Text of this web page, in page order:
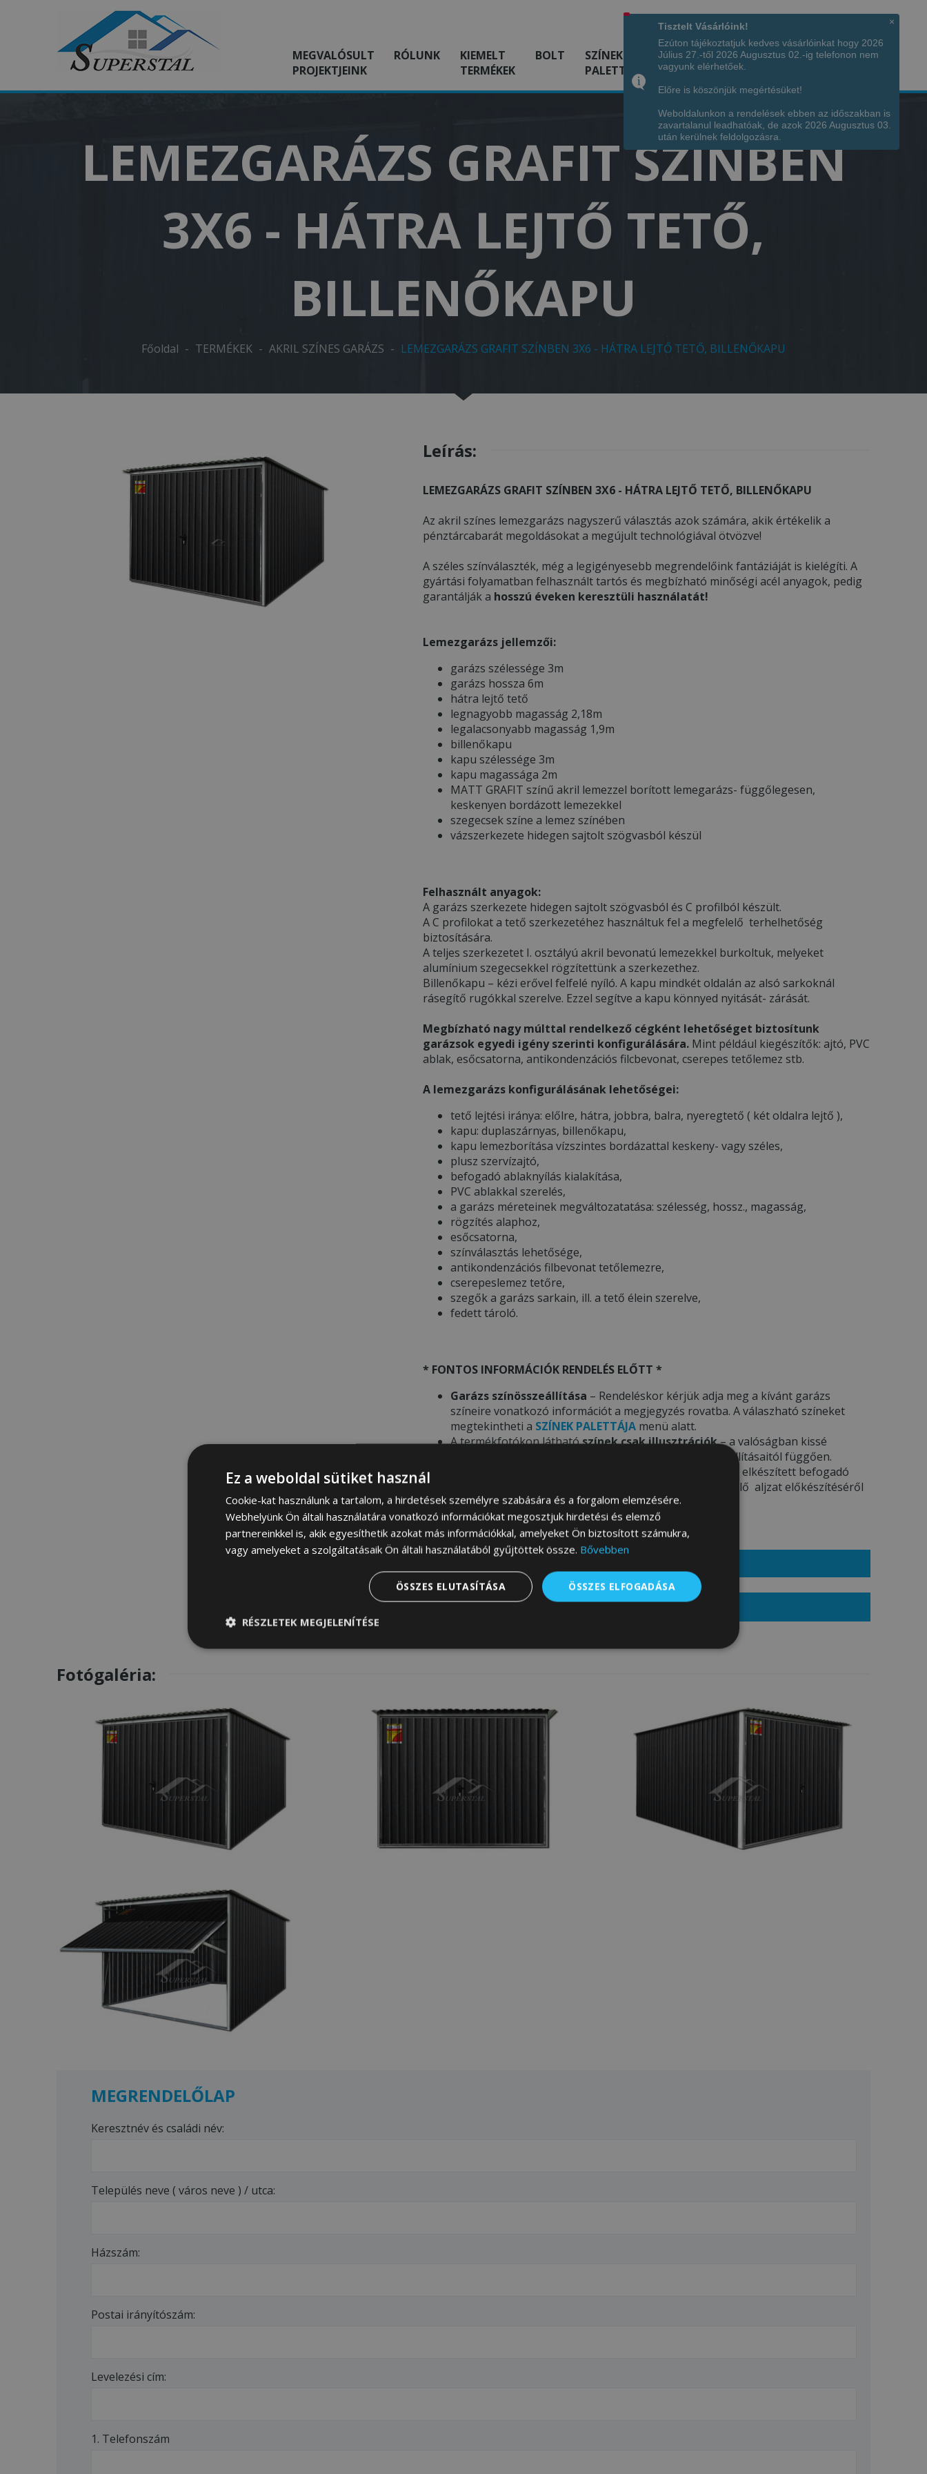
Hívjon minket!
MEGVALÓSULT
PROJEKTJEINK
RÓLUNK
KIEMELT
TERMÉKEK
BOLT
SZÍNEK
PALETTÁJA
KÉPGALÉRIA INFÓ ELÉRHETŐSÉG
LEMEZGARÁZS GRAFIT SZÍNBEN
3X6 - HÁTRA LEJTŐ TETŐ,
BILLENŐKAPU
Főoldal - TERMÉKEK - AKRIL SZÍNES GARÁZS - LEMEZGARÁZS GRAFIT SZÍNBEN 3X6 - HÁTRA LEJTŐ TETŐ, BILLENŐKAPU
Leírás:
LEMEZGARÁZS GRAFIT SZÍNBEN 3X6 - HÁTRA LEJTŐ TETŐ, BILLENŐKAPU
Az akril színes lemezgarázs nagyszerű választás azok számára, akik értékelik a
pénztárcabarát megoldásokat a megújult technológiával ötvözve!
A széles színválaszték, még a legigényesebb megrendelőink fantáziáját is kielégíti. A
gyártási folyamatban felhasznált tartós és megbízható minőségi acél anyagok, pedig
garantálják a hosszú éveken keresztüli használatát!
Lemezgarázs jellemzői:
garázs szélessége 3m
garázs hossza 6m
hátra lejtő tető
legnagyobb magasság 2,18m
legalacsonyabb magasság 1,9m
billenőkapu
kapu szélessége 3m
kapu magassága 2m
MATT GRAFIT színű akril lemezzel borított lemegarázs- függőlegesen,
keskenyen bordázott lemezekkel
szegecsek színe a lemez színében
vázszerkezete hidegen sajtolt szögvasból készül
Felhasznált anyagok:
A garázs szerkezete hidegen sajtolt szögvasból és C profilból készült.
A C profilokat a tető szerkezetéhez használtuk fel a megfelelő terhelhetőség
biztosítására.
A teljes szerkezetet I. osztályú akril bevonatú lemezekkel burkoltuk, melyeket
alumínium szegecsekkel rögzítettünk a szerkezethez.
Billenőkapu – kézi erővel felfelé nyíló. A kapu mindkét oldalán az alsó sarkoknál
rásegítő rugókkal szerelve. Ezzel segítve a kapu könnyed nyitását- zárását.
Megbízható nagy múlttal rendelkező cégként lehetőséget biztosítunk
garázsok egyedi igény szerinti konfigurálására. Mint például kiegészítők: ajtó, PVC
ablak, esőcsatorna, antikondenzációs filcbevonat, cserepes tetőlemez stb.
A lemezgarázs konfigurálásának lehetőségei:
tető lejtési iránya: előlre, hátra, jobbra, balra, nyeregtető ( két oldalra lejtő ),
kapu: duplaszárnyas, billenőkapu,
kapu lemezborítása vízszintes bordázattal keskeny- vagy széles,
plusz szervízajtó,
befogadó ablaknyílás kialakítása,
PVC ablakkal szerelés,
a garázs méreteinek megváltozatatása: szélesség, hossz., magasság,
rögzítés alaphoz,
esőcsatorna,
színválasztás lehetősége,
antikondenzációs filbevonat tetőlemezre,
cserepeslemez tetőre,
szegők a garázs sarkain, ill. a tető élein szerelve,
fedett tároló.
* FONTOS INFORMÁCIÓK RENDELÉS ELŐTT *
Garázs színösszeállítása – Rendeléskor kérjük adja meg a kívánt garázs
színeire vonatkozó információt a megjegyzés rovatba. A válaszható színeket
megtekintheti a SZÍNEK PALETTÁJA menü alatt.
A termékfotókon láthatószínek csak illusztrációk– a valóságban kissé
eltérhetnek a mobil eszköz / számítógép képernyő beállításaitól függően.
kínál az előre elkészített befogadó
aljaztra. Részleteket és további információkat a megfelelő aljzat előkészítéséről
azALAP ELŐKÉSZÍTÉSEmenü alatt tájékozódhat.
MEGRENDELEM
Fotógaléria:
MEGRENDELŐLAP
Keresztnév és családi név:
Település neve ( város neve ) / utca:
Házszám:
Postai irányítószám:
Levelezési cím:
1. Telefonszám
×
Tisztelt Vásárlóink!
Ezúton tájékoztatjuk kedves vásárlóinkat hogy 2026
Július 27.-től 2026 Augusztus 02.-ig telefonon nem
vagyunk elérhetőek.
Előre is köszönjük megértésüket!
Weboldalunkon a rendelések ebben az időszakban is
zavartalanul leadhatóak, de azok 2026 Augusztus 03.
után kerülnek feldolgozásra.
Ez a weboldal sütiket használ
Cookie-kat használunk a tartalom, a hirdetések személyre szabására és a forgalom elemzésére.
Webhelyünk Ön általi használatára vonatkozó információkat megosztjuk hirdetési és elemző
partnereinkkel is, akik egyesíthetik azokat más információkkal, amelyeket Ön biztosított számukra,
vagy amelyeket a szolgáltatásaik Ön általi használatából gyűjtöttek össze. Bővebben
ÖSSZES ELFOGADÁSA
ÖSSZES ELUTASÍTÁSA
RÉSZLETEK MEGJELENÍTÉSE
Elengedhetetlenül
Teljesítmény Célzás Funkcionalitás Besorolatlan